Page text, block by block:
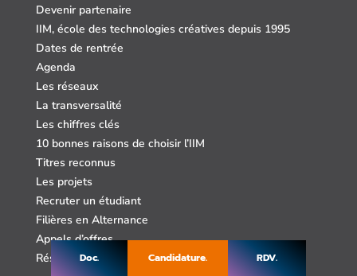
Doc. Candidature. RDV.
Devenir partenaire
IIM, école des technologies créatives depuis 1995
Dates de rentrée
Agenda
Les réseaux
La transversalité
Les chiffres clés
10 bonnes raisons de choisir l’IIM
Titres reconnus
Les projets
Recruter un étudiant
Filières en Alternance
Appels d’offres
Réseau des anciens